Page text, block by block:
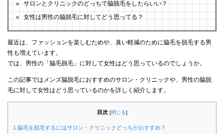
サロンとクリニックのどっちで脇脱毛をしたらいい？
女性は男性の脇脱毛に対してどう思ってる？
最近は、ファッションを楽しむためや、臭い軽減のために脇毛を脱毛する男
性も増えています。
では、男性の「脇毛脱毛」に対して女性はどう思っているのでしょうか。
この記事ではメンズ脇脱毛におすすめのサロン・クリニックや、男性の脇脱
毛に対して女性はどう思っているのかを詳しく紹介します。
目次 [閉じる]
1.脇毛を脱毛するにはサロン・クリニックどっちがおすすめ？